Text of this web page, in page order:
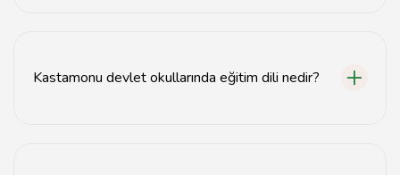
Kastamonu devlet okullarında eğitim dili nedir?